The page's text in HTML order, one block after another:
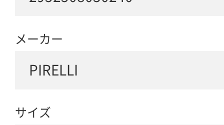
メーカー
PIRELLI
サイズ